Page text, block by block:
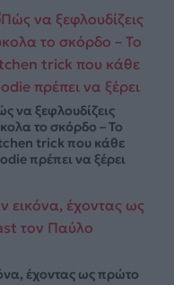
να ξεφλουδίζεις
το σκόρδο – Το
trick που κάθε
πρέπει να ξέρει
έχοντας ως πρώτο